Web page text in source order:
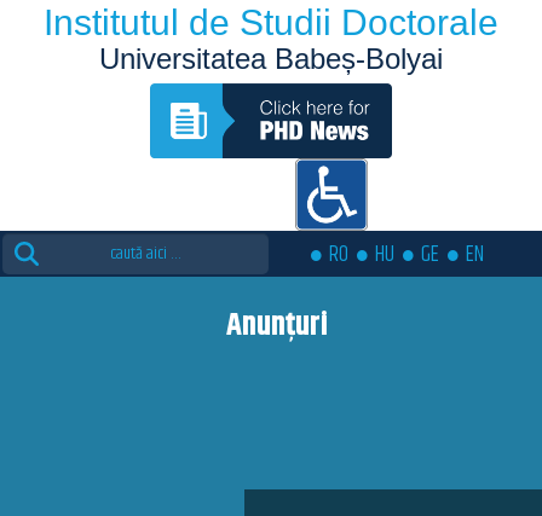
Institutul de Studii Doctorale
Universitatea Babeș-Bolyai
Search
for:
RO HU GE EN
Anunțuri